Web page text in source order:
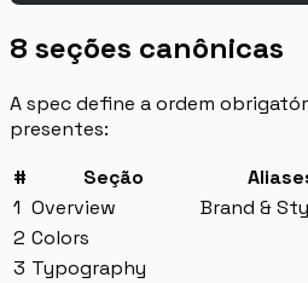
8 seções canônicas
A spec define a ordem
presentes:
#
Seção
1 Overview
Brand &
2 Colors
3 Typography